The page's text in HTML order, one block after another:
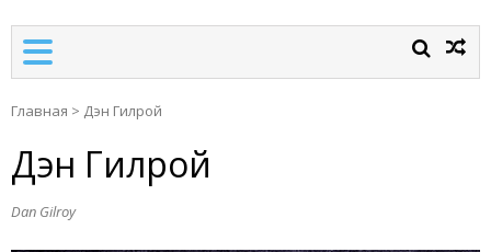
Главная > Дэн Гилрой
Дэн Гилрой
Dan Gilroy